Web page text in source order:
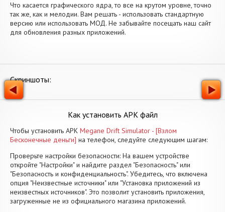
Что касается графического ядра, то все на крутом уровне, точно
так же, как и мелодии. Вам решать - использовать стандартную
версию или использовать МОД. Не забывайте посещать наш сайт
для обновления разных приложений.
Скриншоты:
Как установить APK файл
Чтобы установить APK Megane Drift Simulator - [Взлом
Бесконечные деньги] на телефон, следуйте следующим шагам:
Проверьте настройки безопасности: На вашем устройстве
откройте "Настройки" и найдите раздел "Безопасность" или
"Безопасность и конфиденциальность". Убедитесь, что включена
опция "Неизвестные источники" или "Установка приложений из
неизвестных источников". Это позволит установить приложения,
загруженные не из официального магазина приложений.